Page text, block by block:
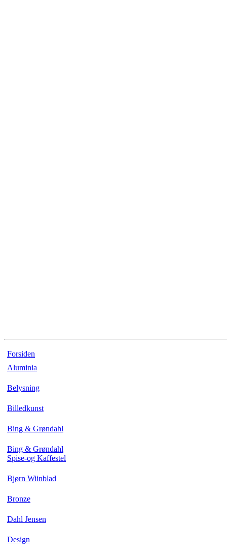
Forsiden
Aluminia
Belysning
Billedkunst
Bing & Grøndahl
Bing & Grøndahl
Spise-og Kaffestel
Bjørn Wiinblad
Bronze
Dahl Jensen
Design